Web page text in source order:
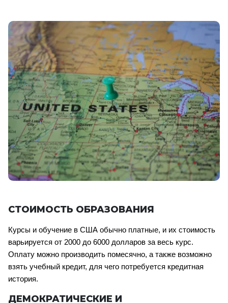
СТОИМОСТЬ ОБРАЗОВАНИЯ
Курсы и обучение в США обычно платные, и их стоимость
варьируется от 2000 до 6000 долларов за весь курс.
Оплату можно производить помесячно, а также возможно
взять учебный кредит, для чего потребуется кредитная
история.
ДЕМОКРАТИЧЕСКИЕ И